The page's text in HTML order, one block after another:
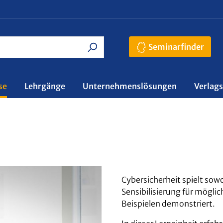
Seminarfinder
Lehrgänge Unternehmenslösungen
Cybersicherheit spielt
Sensibilisierung für
Beispielen demonstriert.